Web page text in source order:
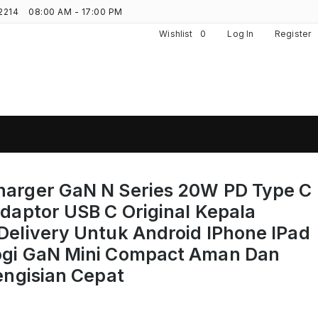
08:00 AM - 17:00 PM
Wishlist 0 Log In Register
GaN N Series 20W PD Type C
USB C Original Kepala
Untuk Android IPhone IPad
GaN Mini Compact Aman Dan
Cepat